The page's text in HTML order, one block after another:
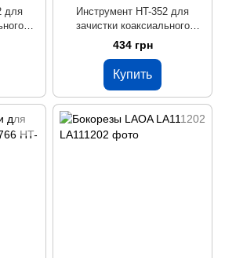
для
4C/5C
Инструмент HT-352 для
зачистки коаксиального
кабеля RG-59,6,7,11
434 грн
Купить